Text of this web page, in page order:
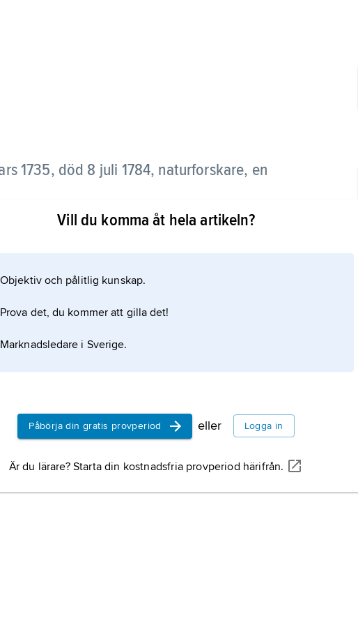
1735, död 8 juli 1784, naturforskare, en
Vill du komma åt hela artikeln?
Objektiv och pålitlig kunskap.
Prova det, du kommer att gilla det!
Marknadsledare i Sverige.
Påbörja din gratis provperiod eller Logga in
Är du lärare? Starta din kostnadsfria provperiod härifrån.